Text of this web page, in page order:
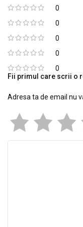
0
0
0
0
0
Fii primul care scrii o
Adresa ta de email nu